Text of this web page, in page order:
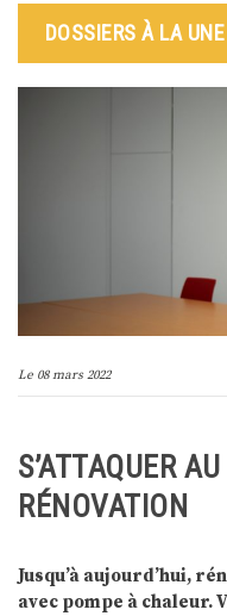
DOSSIERS À LA
Le 08 mars 2022
S’ATTAQUER
RÉNOVATION
Jusqu’à aujourd’hui,
avec pompe à chaleur.